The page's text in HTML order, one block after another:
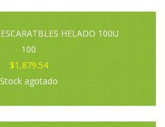
HELADO 100U
100
$1,879.54
Stock agotado